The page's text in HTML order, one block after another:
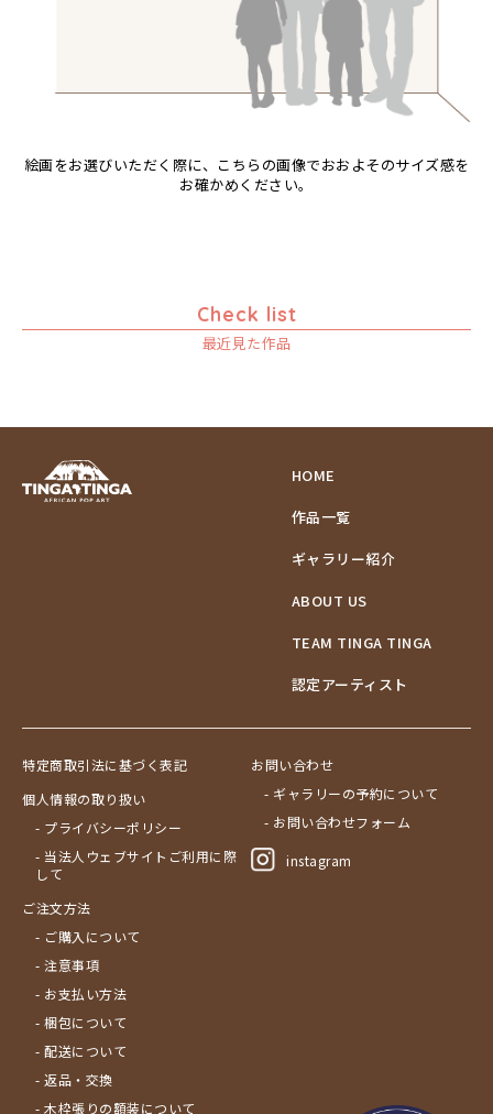
絵画をお選びいただく際に、こちらの画像でおおよそのサイズ感を
お確かめください。
Check list
最近見た作品
HOME
作品一覧
ギャラリー紹介
ABOUT US
TEAM TINGA TINGA
認定アーティスト
特定商取引法に基づく表記
個人情報の取り扱い
- プライバシーポリシー
- 当法人ウェブサイトご利用に際
して
ご注文方法
- ご購入について
- 注意事項
- お支払い方法
- 梱包について
- 配送について
- 返品・交換
- 木枠張りの額装について
お問い合わせ
- ギャラリーの予約について
- お問い合わせフォーム
instagram